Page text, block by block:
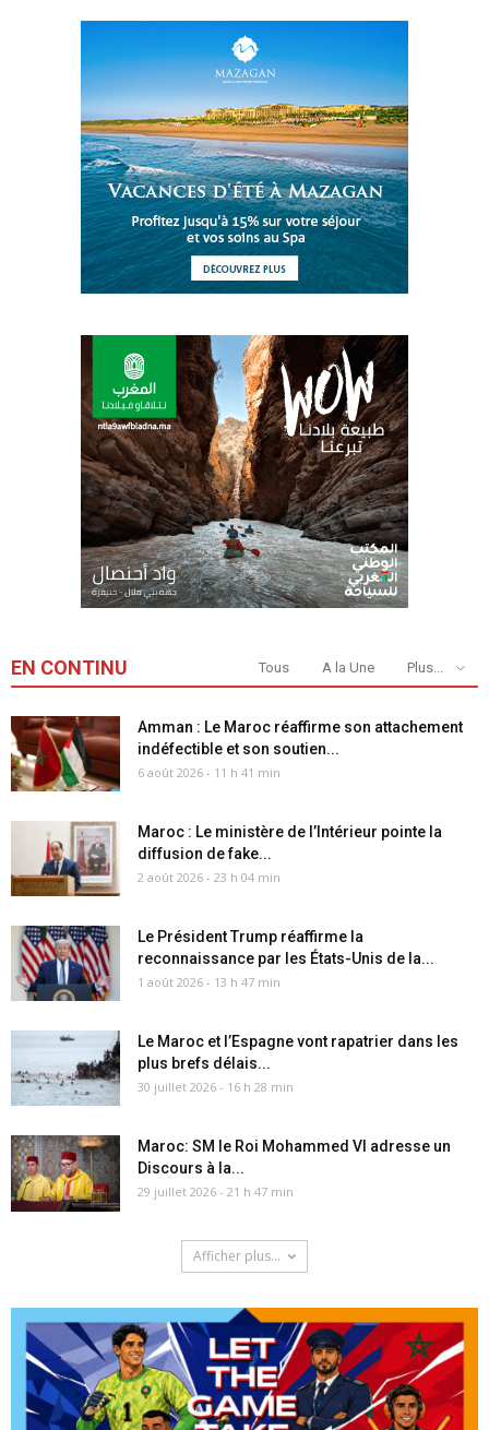
EN CONTINU Tous A la Une Plus...
Amman : Le Maroc réaffirme son attachement
indéfectible et son soutien...
6 août 2026 - 11 h 41 min
Maroc : Le ministère de l’Intérieur pointe la
diffusion de fake...
2 août 2026 - 23 h 04 min
Le Président Trump réaffirme la
reconnaissance par les États-Unis de la...
1 août 2026 - 13 h 47 min
Le Maroc et l’Espagne vont rapatrier dans les
plus brefs délais...
30 juillet 2026 - 16 h 28 min
Maroc: SM le Roi Mohammed VI adresse un
Discours à la...
29 juillet 2026 - 21 h 47 min
Afficher plus...